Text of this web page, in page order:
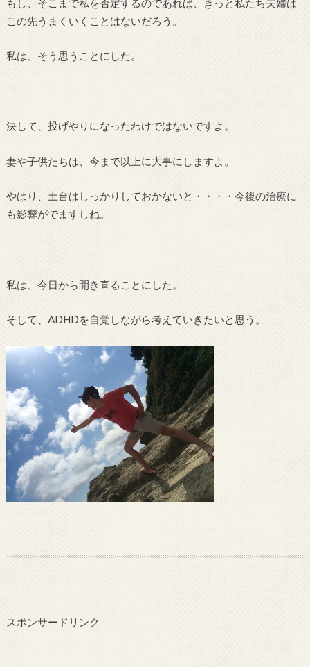
この先うまくいくことはないだろう。
私は、そう思うことにした。
決して、投げやりになったわけではないですよ。
妻や子供たちは、今まで以上に大事にしますよ。
やはり、土台はしっかりしておかないと・・・・今後の治療に
も影響がでますしね。
私は、今日から開き直ることにした。
そして、ADHDを自覚しながら考えていきたいと思う。
スポンサードリンク